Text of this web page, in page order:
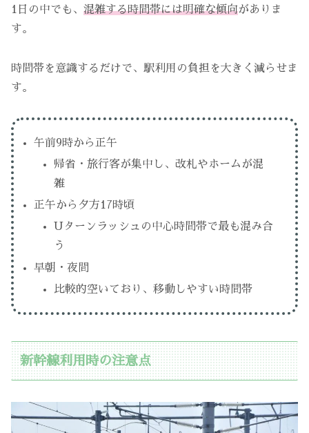
1日の中でも、 混雑する時間帯には明確な傾向がありま
す。
時間帯を意識するだけで、駅利用の負担を大きく減らせま
す。
午前9時から正午
帰省・旅行客が集中し、改札やホームが混
雑
正午から夕方17時頃
Uターンラッシュの中心時間帯で最も混み合
う
早朝・夜間
比較的空いており、移動しやすい時間帯
新幹線利用時の注意点